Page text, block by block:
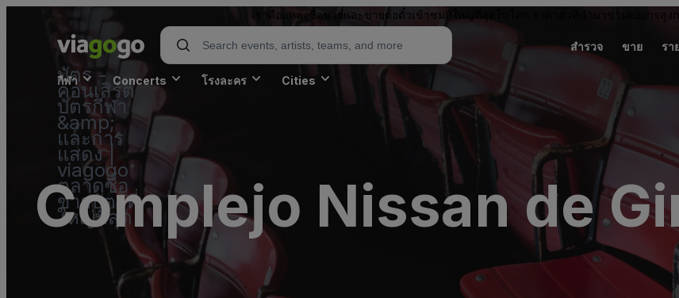
เราคือแหล่งซื้อขายและขายต่อตั๋วเข้าชมที่ใหญ่ที่สุดในโลก ราคาตั๋วที่นำมาขายต่ออาจสูง
บัตร -
คอนเสิร์ต
บัตรกีฬา
&amp;
และการ
แสดง |
viagogo
ตลาดซื้อ
ขายบัตรที่
ใหญ่ที่สุด
สำรวจ ขาย รา
กีฬา Concerts โรงละคร Cities
Complejo Nissan de